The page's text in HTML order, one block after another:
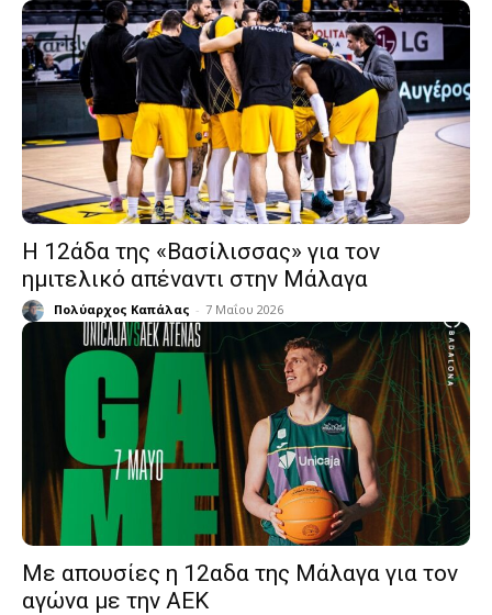
Η 12άδα της «Βασίλισσας» για τον
ημιτελικό απέναντι στην Μάλαγα
Πολύαρχος Καπάλας - 7 Μαΐου 2026
Με απουσίες η 12αδα της Μάλαγα για τον
αγώνα με την ΑΕΚ